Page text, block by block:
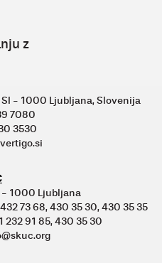
z
SI - 1000 Ljubljana, Slovenija
7080
3530
- 1000 Ljubljana
73 68, 430 35 30, 430 35 35
232 91 85, 430 35 30